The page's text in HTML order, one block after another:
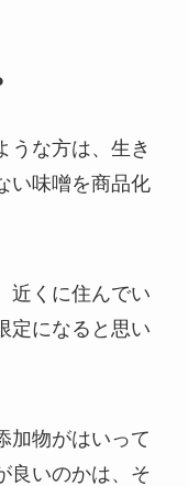
な方は、 生き
い味噌を商品化
近くに住んでい
定になると思い
加物がはいって
良いのかは、そ